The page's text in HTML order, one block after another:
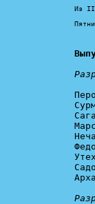
Из II